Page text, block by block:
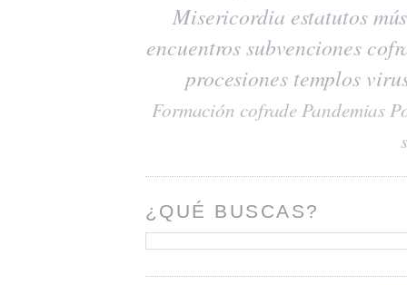
Misericordia estatutos
encuentrossubvenciones
procesiones templos
Formación cofradePandemias
¿QUÉ BUSCAS?